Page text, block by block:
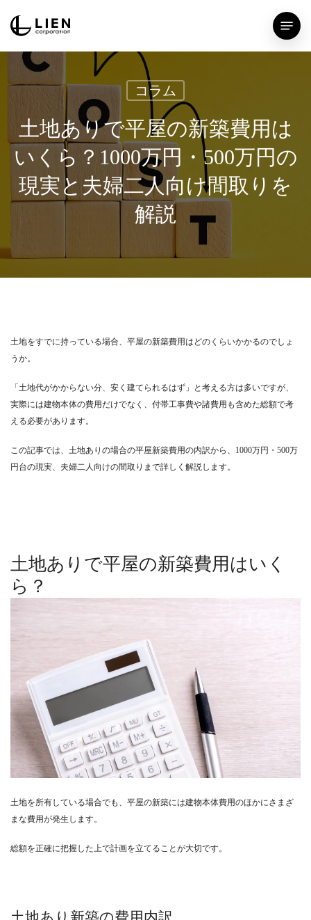
content
Menu
コラム
土地ありで平屋の新築費用は
いくら？1000万円・500万円の
現実と夫婦二人向け間取りを
解説
土地をすでに持っている場合、平屋の新築費用はどのくらいかかるのでしょ
うか。
「土地代がかからない分、安く建てられるはず」と考える方は多いですが、
実際には建物本体の費用だけでなく、付帯工事費や諸費用も含めた総額で考
える必要があります。
この記事では、土地ありの場合の平屋新築費用の内訳から、1000万円・500万
円台の現実、夫婦二人向けの間取りまで詳しく解説します。
土地ありで平屋の新築費用はいく
ら？
土地を所有している場合でも、平屋の新築には建物本体費用のほかにさまざ
まな費用が発生します。
総額を正確に把握した上で計画を立てることが大切です。
土地あり新築の費用内訳